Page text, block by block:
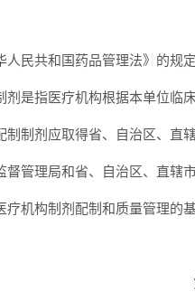
民共和国药品管理法》的规
是指医疗机构根据本单位临
制剂应取得省、自治区、直
管理局和省、自治区、直辖
机构制剂配制和质量管理的